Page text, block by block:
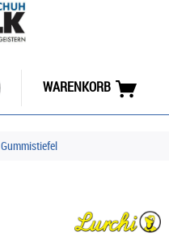
WARENKORB
Gummistiefel